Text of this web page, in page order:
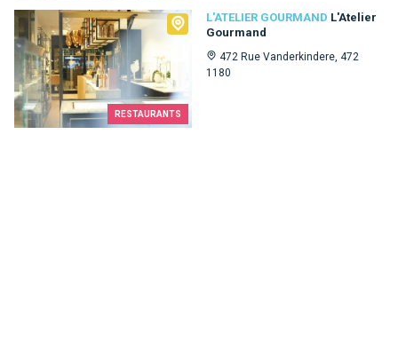
RESTAURANTS
L'ATELIER GOURMAND L'Atelier
Gourmand
472 Rue Vanderkindere, 472
1180
L'Atelier Gourmand